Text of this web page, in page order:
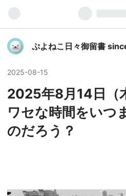
ぷよねこ日々御留書
2025-08-15
2025年8月14日
ワセな時間をいつ
のだろう？